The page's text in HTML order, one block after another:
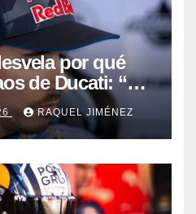
por qué
de Ducati: “No
el mejor”
RAQUEL JIMÉNEZ